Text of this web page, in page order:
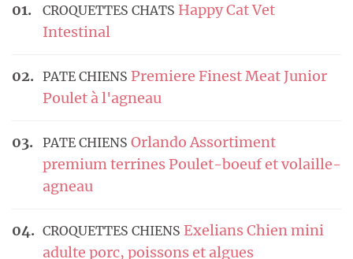
CROQUETTES CHATS Happy Cat Vet
Intestinal
PATE CHIENS Premiere Finest Meat Junior
Poulet à l'agneau
PATE CHIENS Orlando Assortiment
premium terrines Poulet-boeuf et volaille-
agneau
CROQUETTES CHIENS Exelians Chien mini
adulte porc, poissons et algues